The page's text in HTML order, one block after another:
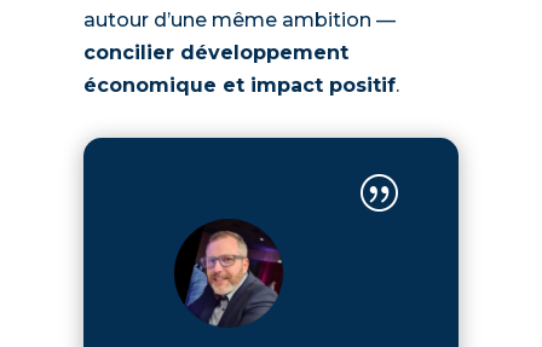
autour d’une même ambition —
concilier développement
économique et impact positif.
|